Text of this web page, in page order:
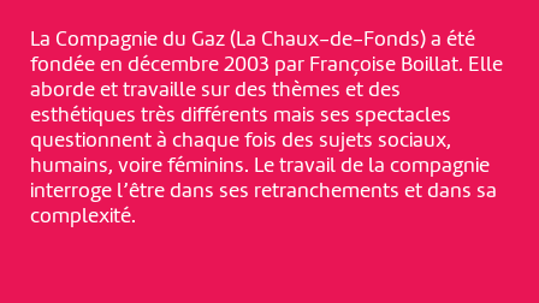
La Compagnie du Gaz (La Chaux-de-Fonds) a été
fondée en décembre 2003 par Françoise Boillat. Elle
aborde et travaille sur des thèmes et des
esthétiques très différents mais ses spectacles
questionnent à chaque fois des sujets sociaux,
humains, voire féminins. Le travail de la compagnie
interroge l’être dans ses retranchements et dans sa
complexité.